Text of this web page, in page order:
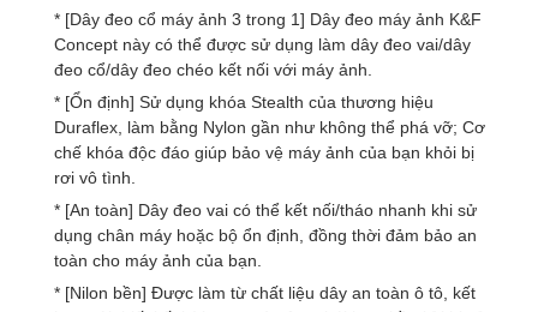
* [Dây đeo cổ máy ảnh 3 trong 1] Dây đeo máy ảnh K&F
Concept này có thể được sử dụng làm dây đeo vai/dây
đeo cổ/dây đeo chéo kết nối với máy ảnh.
* [Ổn định] Sử dụng khóa Stealth của thương hiệu
Duraflex, làm bằng Nylon gần như không thể phá vỡ; Cơ
chế khóa độc đáo giúp bảo vệ máy ảnh của bạn khỏi bị
rơi vô tình.
* [An toàn] Dây đeo vai có thể kết nối/tháo nhanh khi sử
dụng chân máy hoặc bộ ổn định, đồng thời đảm bảo an
toàn cho máy ảnh của bạn.
* [Nilon bền] Được làm từ chất liệu dây an toàn ô tô, kết